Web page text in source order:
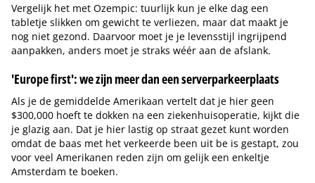
Vergelijk het met Ozempic: tuurlijk kun je elke dag een
tabletje slikken om gewicht te verliezen, maar dat maakt je
nog niet gezond. Daarvoor moet je je levensstijl ingrijpend
aanpakken, anders moet je straks wéér aan de afslank.
'Europe first': we zijn meer dan een serverparkeerplaats
Als je de gemiddelde Amerikaan vertelt dat je hier geen
$300,000 hoeft te dokken na een ziekenhuisoperatie, kijkt die
je glazig aan. Dat je hier lastig op straat gezet kunt worden
omdat de baas met het verkeerde been uit be is gestapt, zou
voor veel Amerikanen reden zijn om gelijk een enkeltje
Amsterdam te boeken.